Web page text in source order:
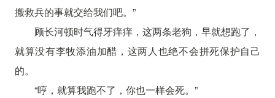
搬救兵的事就交给我们吧。”
顾长河顿时气得牙痒痒，这两条老狗，早就想跑了，
就算没有李牧添油加醋，这两人也绝不会拼死保护自己
的。
“哼，就算我跑不了，你也一样会死。”